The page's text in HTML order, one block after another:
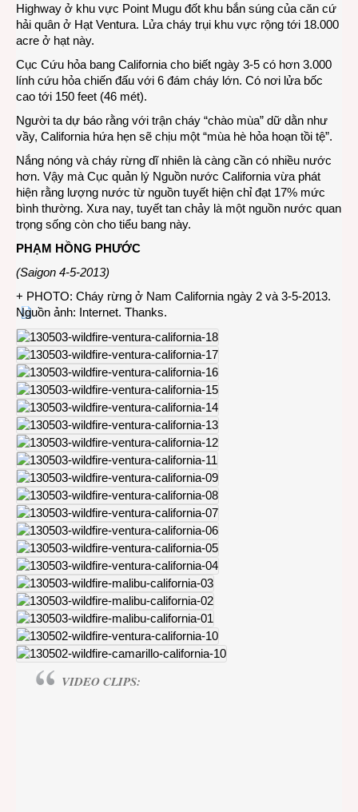
Highway ở khu vực Point Mugu đốt khu bắn súng của căn cứ
hải quân ở Hạt Ventura. Lửa cháy trụi khu vực rộng tới 18.000
acre ở hạt này.
Cục Cứu hỏa bang California cho biết ngày 3-5 có hơn 3.000
lính cứu hỏa chiến đấu với 6 đám cháy lớn. Có nơi lửa bốc
cao tới 150 feet (46 mét).
Người ta dự báo rằng với trận cháy “chào mùa” dữ dằn như
vầy, California hứa hẹn sẽ chịu một “mùa hè hỏa hoạn tồi tệ”.
Nắng nóng và cháy rừng dĩ nhiên là càng cần có nhiều nước
hơn. Vậy mà Cục quản lý Nguồn nước California vừa phát
hiện rằng lượng nước từ nguồn tuyết hiện chỉ đạt 17% mức
bình thường. Xưa nay, tuyết tan chảy là một nguồn nước quan
trọng sống còn cho tiểu bang này.
PHẠM HỒNG PHƯỚC
(Saigon 4-5-2013)
+ PHOTO: Cháy rừng ở Nam California ngày 2 và 3-5-2013.
Nguồn ảnh: Internet. Thanks.
VIDEO CLIPS: